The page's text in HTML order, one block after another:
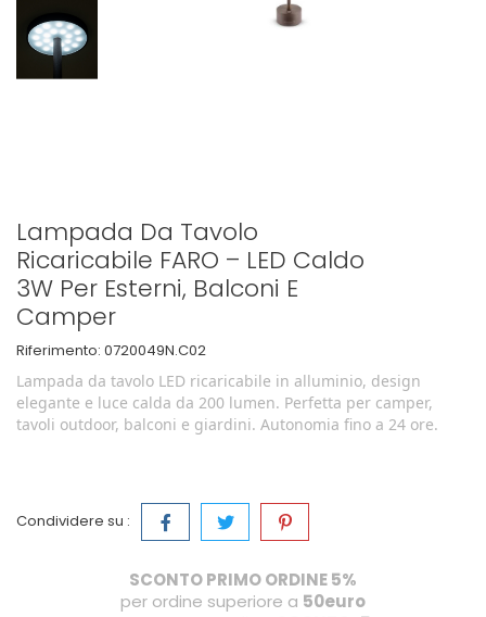
Lampada Da Tavolo
Ricaricabile FARO – LED Caldo
3W Per Esterni, Balconi E
Camper
Riferimento: 0720049N.C02
Lampada da tavolo LED ricaricabile in alluminio, design
elegante e luce calda da 200 lumen. Perfetta per camper,
tavoli outdoor, balconi e giardini. Autonomia fino a 24 ore.
Condividere su :
SCONTO PRIMO ORDINE 5%
per ordine superiore a 50euro